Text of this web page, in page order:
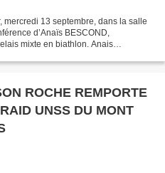
mercredi 13 septembre, dans la salle
d’Anaïs BESCOND,
mixte en biathlon. Anais
ROCHE REMPORTE
UNSS DU MONT